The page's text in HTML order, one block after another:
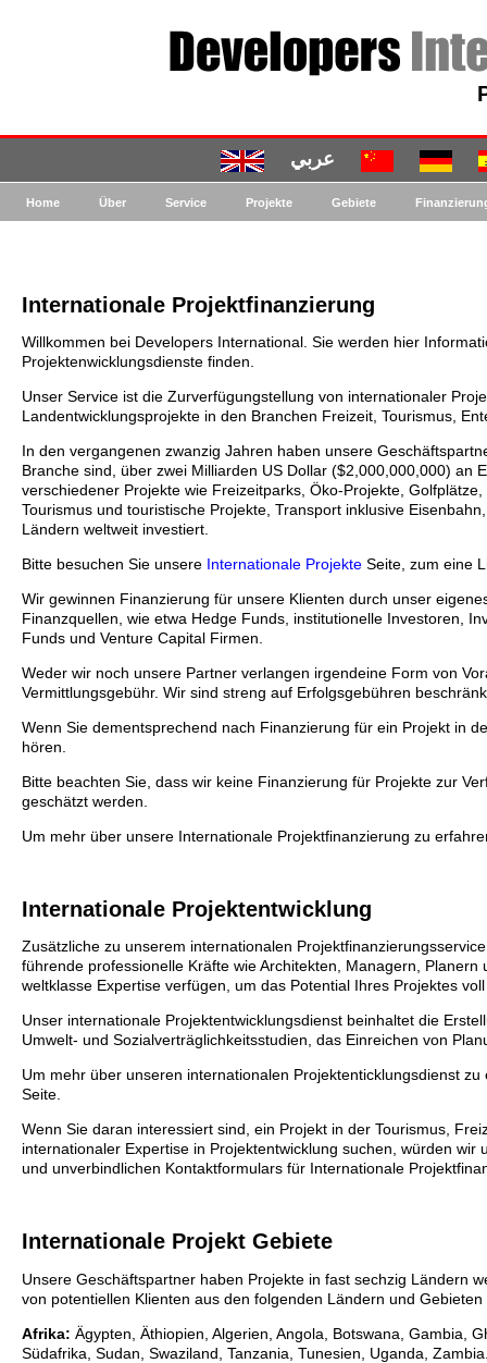
عربي
Home Über Service Projekte Gebiete
Internationale Projektfinanzierung
Willkommen bei Developers International. Sie werden hier
Projektenwicklungsdienste finden.
Unser Service ist die Zurverfügungstellung von internationaler
Landentwicklungsprojekte in den Branchen Freizeit, Tourismus,
In den vergangenen zwanzig Jahren haben unsere
Branche sind, über zwei Milliarden US Dollar ($2,000,000,000) an
verschiedener Projekte wie Freizeitparks, Öko-Projekte,
Tourismus und touristische Projekte, Transport inklusive
Ländern weltweit investiert.
Bitte besuchen Sie unsere Internationale Projekte Seite, zum eine
Wir gewinnen Finanzierung für unsere Klienten durch unser
Finanzquellen, wie etwa Hedge Funds, institutionelle Investoren,
Funds und Venture Capital Firmen.
Weder wir noch unsere Partner verlangen irgendeine Form von
Vermittlungsgebühr. Wir sind streng auf Erfolgsgebühren
Wenn Sie dementsprechend nach Finanzierung für ein Projekt in
hören.
Bitte beachten Sie, dass wir keine Finanzierung für Projekte zur
geschätzt werden.
Um mehr über unsere Internationale Projektfinanzierung zu
Internationale Projektentwicklung
Zusätzliche zu unserem internationalen
führende professionelle Kräfte wie Architekten, Managern,
weltklasse Expertise verfügen, um das Potential Ihres Projektes
Unser internationale Projektentwicklungsdienst beinhaltet die
Umwelt- und Sozialverträglichkeitsstudien, das Einreichen von
Um mehr über unseren internationalen Projektenticklungsdienst
Seite.
Wenn Sie daran interessiert sind, ein Projekt in der Tourismus,
internationaler Expertise in Projektentwicklung suchen, würden
und unverbindlichen Kontaktformulars für Internationale
Internationale Projekt Gebiete
Unsere Geschäftspartner haben Projekte in fast sechzig Ländern
von potentiellen Klienten aus den folgenden Ländern und
Afrika: Ägypten, Äthiopien, Algerien, Angola, Botswana, Gambia,
Südafrika, Sudan, Swaziland, Tanzania, Tunesien, Uganda,